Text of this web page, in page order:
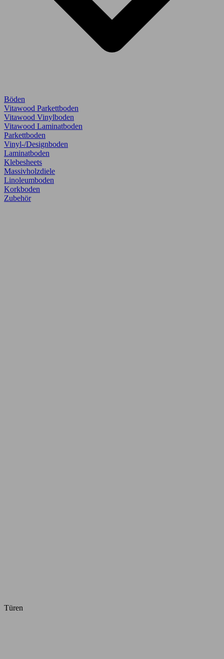
Böden
Vitawood Parkettboden
Vitawood Vinylboden
Vitawood Laminatboden
Parkettboden
Vinyl-/Designboden
Laminatboden
Klebesheets
Massivholzdiele
Linoleumboden
Korkboden
Zubehör
Türen